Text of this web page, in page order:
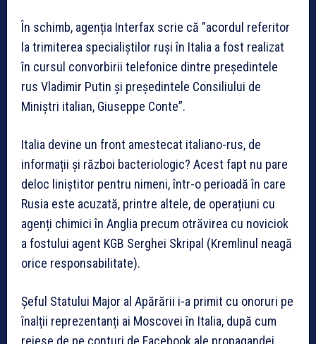
În schimb, agenția Interfax scrie că ”acordul referitor
la trimiterea specialiștilor ruși în Italia a fost realizat
în cursul convorbirii telefonice dintre președintele
rus Vladimir Putin și președintele Consiliului de
Miniștri italian, Giuseppe Conte”.
Italia devine un front amestecat italiano-rus, de
informații și război bacteriologic? Acest fapt nu pare
deloc liniștitor pentru nimeni, într-o perioadă în care
Rusia este acuzată, printre altele, de operațiuni cu
agenți chimici în Anglia precum otrăvirea cu noviciok
a fostului agent KGB Serghei Skripal (Kremlinul neagă
orice responsabilitate).
Șeful Statului Major al Apărării i-a primit cu onoruri pe
înalții reprezentanți ai Moscovei în Italia, după cum